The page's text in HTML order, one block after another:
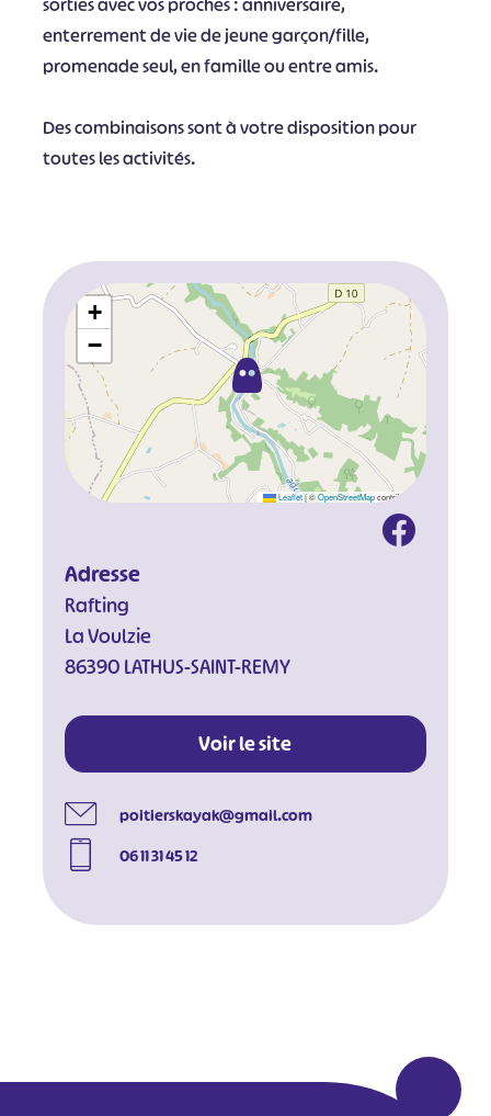
enterrement de vie de jeune garçon/fille,
promenade seul, en famille ou entre amis.
Des combinaisons sont à votre disposition pour
toutes les activités.
+
−
Leaflet |©OpenStreetMapcontributors
Adresse
Rafting
La Voulzie
86390 LATHUS-SAINT-REMY
Voir le site
poitierskayak@gmail.com
06 11 31 45 12